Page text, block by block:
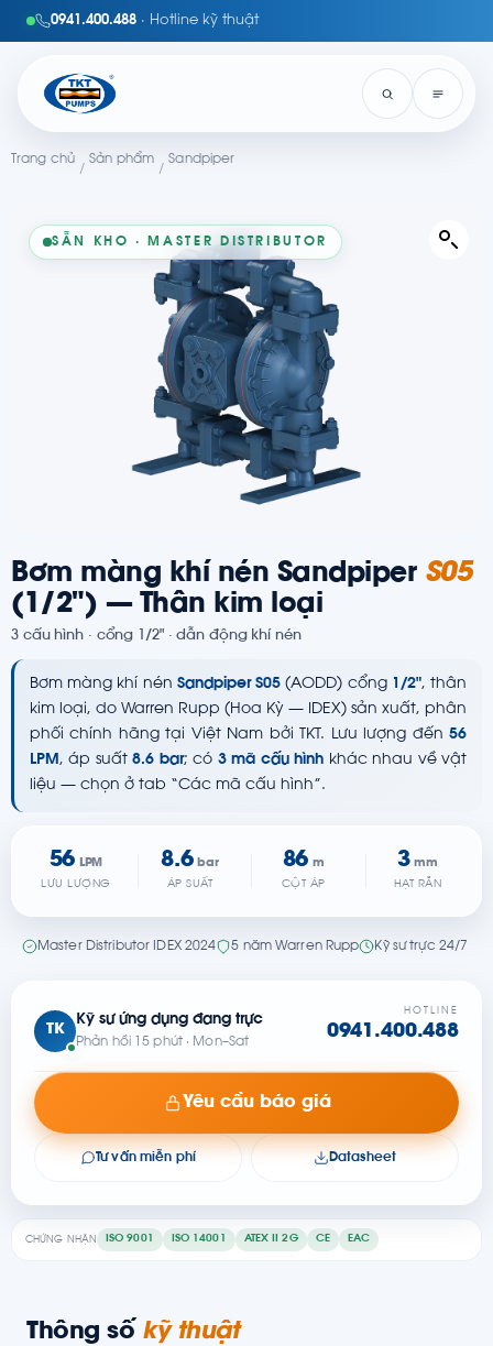
0941.400.488 · Hotline kỹ thuật
Trang chủ
/
Sản phẩm
/
Sandpiper
SẴN KHO · MASTER DISTRIBUTOR
CHỨNG NHẬN ISO 9001 ISO 14001 ATEX II 2G CE EAC
Bơm màng khí nén Sandpiper S05
(1/2") — Thân kim loại
3 cấu hình · cổng 1/2" · dẫn động khí nén
Bơm màng khí nén Sandpiper S05 (AODD) cổng 1/2", thân
kim loại, do Warren Rupp (Hoa Kỳ — IDEX) sản xuất, phân
phối chính hãng tại Việt Nam bởi TKT. Lưu lượng đến 56
LPM, áp suất8.6 bar; có 3 mã cấu hình khác nhau về vật
liệu — chọn ở tab “Các mã cấu hình”.
56 LPM
LƯU LƯỢNG
8.6 bar
ÁP SUẤT
86 m
CỘT ÁP
3 mm
HẠT RẮN
Master Distributor IDEX 2024 5 năm Warren Rupp Kỹ sư trực 24/7
TK
Kỹ sư ứng dụng đang trực
Phản hồi 15 phút · Mon–Sat
HOTLINE
0941.400.488
Yêu cầu báo giá
Tư vấn miễn phí Datasheet
Thông số kỹ thuật